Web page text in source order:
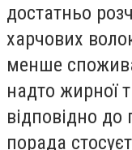
достатньо
харчових
менше
надто жирної
відповідно до
порада